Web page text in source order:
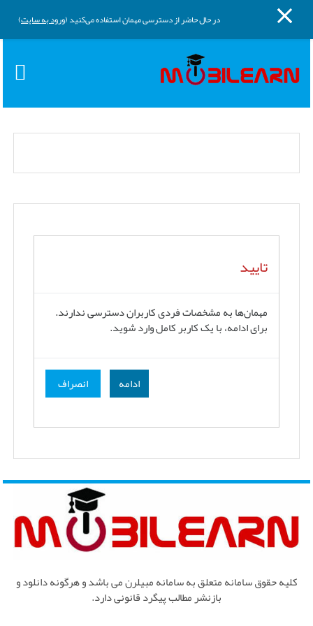
پرش به محتوای اصلی
پنل کناری در حال حاضر از دسترسی مهمان استفاده می‌کنید (ورود به سایت)
تایید
مهمان‌ها به مشخصات فردی کاربران دسترسی ندارند.
برای ادامه، با یک کاربر کامل وارد شوید.
ادامه انصراف
کلیه حقوق سامانه متعلق به سامانه مبیلرن می باشد و هرگونه دانلود و
بازنشر مطالب پیگرد قانونی دارد.